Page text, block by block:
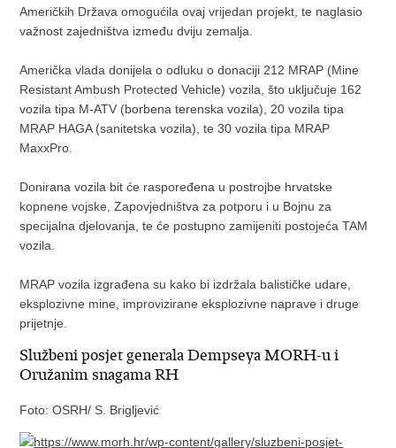
Američkih Država omogućila ovaj vrijedan projekt, te naglasio
važnost zajedništva između dviju zemalja.
Američka vlada donijela o odluku o donaciji 212 MRAP (Mine
Resistant Ambush Protected Vehicle) vozila, što uključuje 162
vozila tipa M-ATV (borbena terenska vozila), 20 vozila tipa
MRAP HAGA (sanitetska vozila), te 30 vozila tipa MRAP
MaxxPro.
Donirana vozila bit će raspoređena u postrojbe hrvatske
kopnene vojske, Zapovjedništva za potporu i u Bojnu za
specijalna djelovanja, te će postupno zamijeniti postojeća TAM
vozila.
MRAP vozila izgrađena su kako bi izdržala balističke udare,
eksplozivne mine, improvizirane eksplozivne naprave i druge
prijetnje.
Službeni posjet generala Dempseya MORH-u i
Oružanim snagama RH
Foto: OSRH/ S. Brigljević